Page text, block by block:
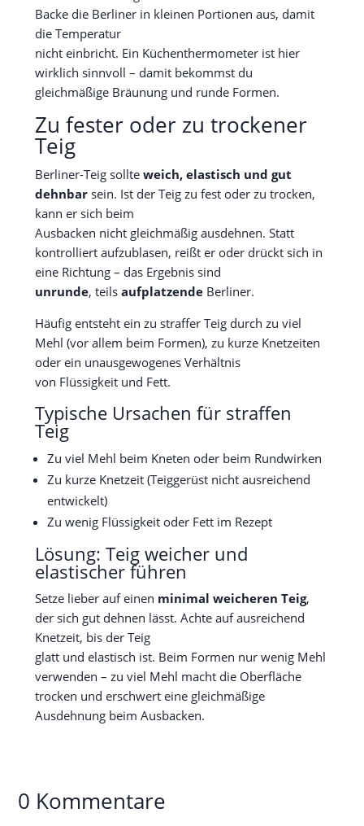
Backe die Berliner in kleinen Portionen aus, damit
die Temperatur
nicht einbricht. Ein Küchenthermometer ist hier
wirklich sinnvoll – damit bekommst du
gleichmäßige Bräunung und runde Formen.
Zu fester oder zu trockener
Teig
Berliner-Teig sollte weich, elastisch und gut
dehnbarsein. Ist der Teig zu fest oder zu trocken,
kann er sich beim
Ausbacken nicht gleichmäßig ausdehnen. Statt
kontrolliert aufzublasen, reißt er oder drückt sich in
eine Richtung – das Ergebnis sind
unrunde, teils aufplatzendeBerliner.
Häufig entsteht ein zu straffer Teig durch zu viel
Mehl (vor allem beim Formen), zu kurze Knetzeiten
oder ein unausgewogenes Verhältnis
von Flüssigkeit und Fett.
Typische Ursachen für straffen
Teig
Zu viel Mehl beim Kneten oder beim Rundwirken
Zu kurze Knetzeit (Teiggerüst nicht ausreichend
entwickelt)
Zu wenig Flüssigkeit oder Fett im Rezept
Lösung: Teig weicher und
elastischer führen
Setze lieber auf einen minimal weicheren Teig,
der sich gut dehnen lässt. Achte auf ausreichend
Knetzeit, bis der Teig
glatt und elastisch ist. Beim Formen nur wenig Mehl
verwenden – zu viel Mehl macht die Oberfläche
trocken und erschwert eine gleichmäßige
Ausdehnung beim Ausbacken.
0 Kommentare